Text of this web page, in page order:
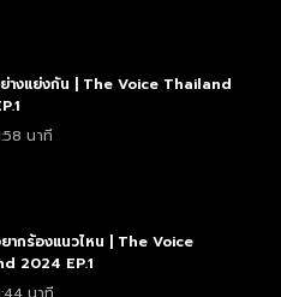
ย่างแย่งกัน | The Voice Thailand
นาที
ากร้องแนวไหน | The Voice
2024 EP.1